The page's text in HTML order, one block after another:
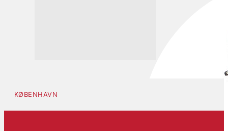
KØBENHAVN